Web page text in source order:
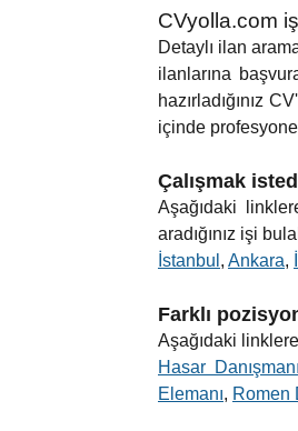
CVyolla.com
Detaylı ilan
ilanlarına
hazırladığınız
içinde
Çalışmak
Aşağıdaki
aradığınız işi
İstanbul , Ankara,
Farklı
Aşağıdaki
Hasar Danışmanı
Elemanı, Romen